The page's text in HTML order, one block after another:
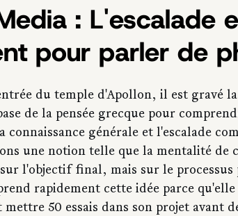
: L'escalade
pour parler de
du temple d'Apollon, il est gravé
de la pensée grecque pour
connaissance générale et l'escalade
une notion telle que la mentalité de
l'objectif final, mais sur le processus
rapidement cette idée parce
50 essais dans son projet avant